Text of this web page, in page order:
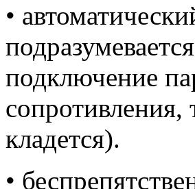
•
подключение
сопротивления,
кладется).
•